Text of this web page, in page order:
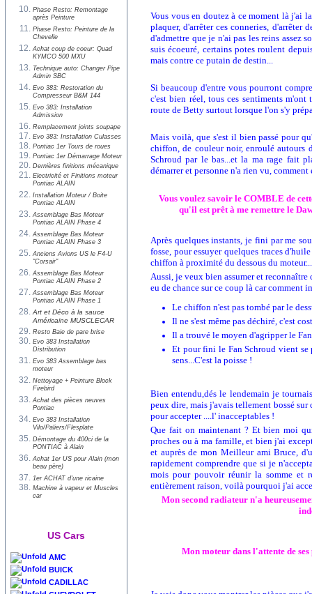
Phase Resto: Remontage
après Peinture
Phase Resto: Peinture de la
Chevelle
Achat coup de coeur: Quad
KYMCO 500 MXU
Technique auto: Changer Pipe
Admin SBC
Evo 383: Restoration du
Compresseur B&M 144
Evo 383: Installation
Admission
Remplacement joints soupape
Evo 383: Installation Culasses
Pontiac 1er Tours de roues
Pontiac 1er Démarrage Moteur
Dernières finitions mécanique
Electricité et Finitions moteur
Pontiac ALAIN
Installation Moteur / Boite
Pontiac ALAIN
Assemblage Bas Moteur
Pontiac ALAIN Phase 4
Assemblage Bas Moteur
Pontiac ALAIN Phase 3
Anciens Avions US le F4-U
"Corsair"
Assemblage Bas Moteur
Pontiac ALAIN Phase 2
Assemblage Bas Moteur
Pontiac ALAIN Phase 1
Art et Déco à la sauce
Américaine MUSCLECAR
Resto Baie de pare brise
Evo 383 Installation
Distribution
Evo 383 Assemblage bas
moteur
Nettoyage + Peinture Block
Firebird
Achat des pièces neuves
Pontiac
Evo 383 Installation
Vilo/Paliers/Flesplate
Démontage du 400ci de la
PONTIAC à Alain
Achat 1er US pour Alain (mon
beau père)
1er ACHAT d'une ricaine
Machine à vapeur et Muscles
car
US Cars
AMC
BUICK
CADILLAC
Vous vous en doutez à ce moment là j'ai
plaquer, d'arrêter ces conneries,
d'admettre que je n'ai pas les reins assez
suis écoeuré, certains potes roulent
mais contre ce putain de destin...
Si beaucoup d'entre vous pourront
c'est bien réel, tous ces sentiments
route de Betty surtout lorsque l'on s'y
Mais voilà, que s'est il bien passé pour
chiffon, de couleur noir, enroulé autours
Schroud par le bas...et la ma rage fait
démarrer et personne n'a rien vu,
Vous voulez savoir le COMBLE de
qu'il est prêt à me remettre le
Après quelques instants, je fini par me
fosse, pour essuyer quelques traces
chiffon à proximité du dessous du moteur...
Aussi, je veux bien assumer et
eu de chance sur ce coup là car comment
Le chiffon n'est pas tombé par le
Il ne s'est même pas déchiré, c'est
Il a trouvé le moyen d'agripper le
Et pour fini le Fan Schroud vient se
sens...C'est la poisse !
Bien entendu,dés le lendemain je
peux dire, mais j'avais tellement bossé
pour accepter ....l' inacceptables !
Que fait on maintenant ? Et bien moi
proches ou à ma famille, et bien j'ai
et auprès de mon Meilleur ami Bruce,
rapidement comprendre que si je
mois pour pouvoir réunir la somme et
entièrement raison, voilà pourquoi j'ai
Mon second radiateur n'a
Mon moteur dans l'attente de